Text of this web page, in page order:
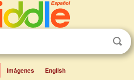
Imágenes English